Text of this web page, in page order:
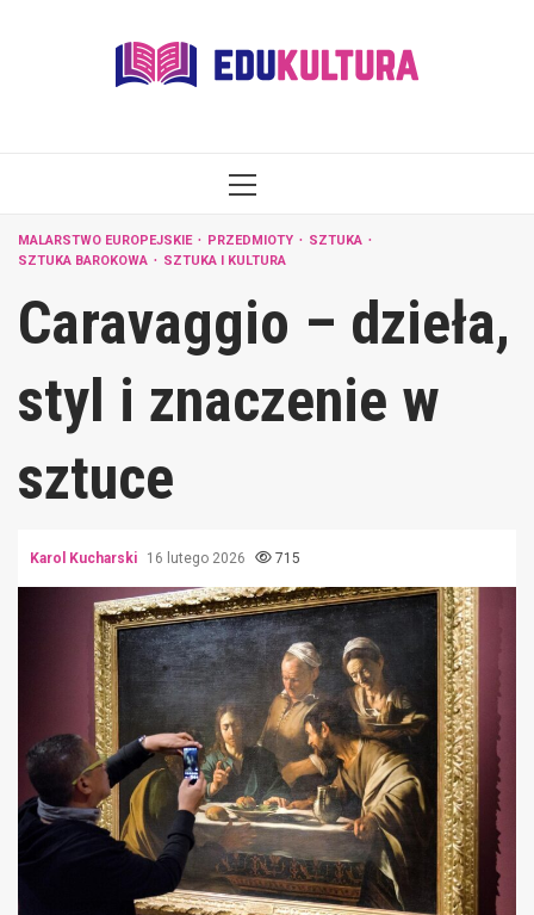
PRIMARY
MALARSTWO EUROPEJSKIE PRZEDMIOTY
SZTUKA
SZTUKA BAROKOWA
SZTUKA I KULTURA
Caravaggio – dzieła,
styl i znaczenie w
sztuce
Karol Kucharski 16 lutego 2026 715